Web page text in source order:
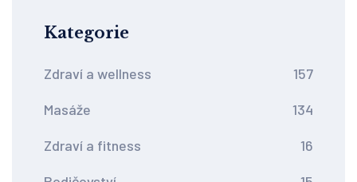
Kategorie
Zdraví a wellness 157
Masáže 134
Zdraví a fitness 16